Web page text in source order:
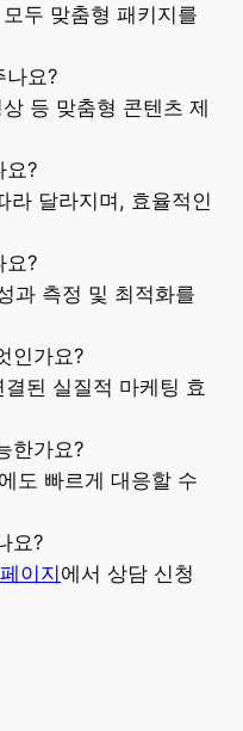
두 맞춤형 패키지를
나요?
등 맞춤형 콘텐츠 제
요?
라 달라지며, 효율적인
요?
과 측정 및 최적화를
인가요?
된 실질적 마케팅 효
한가요?
도 빠르게 대응할 수
요?
이지에서 상담 신청